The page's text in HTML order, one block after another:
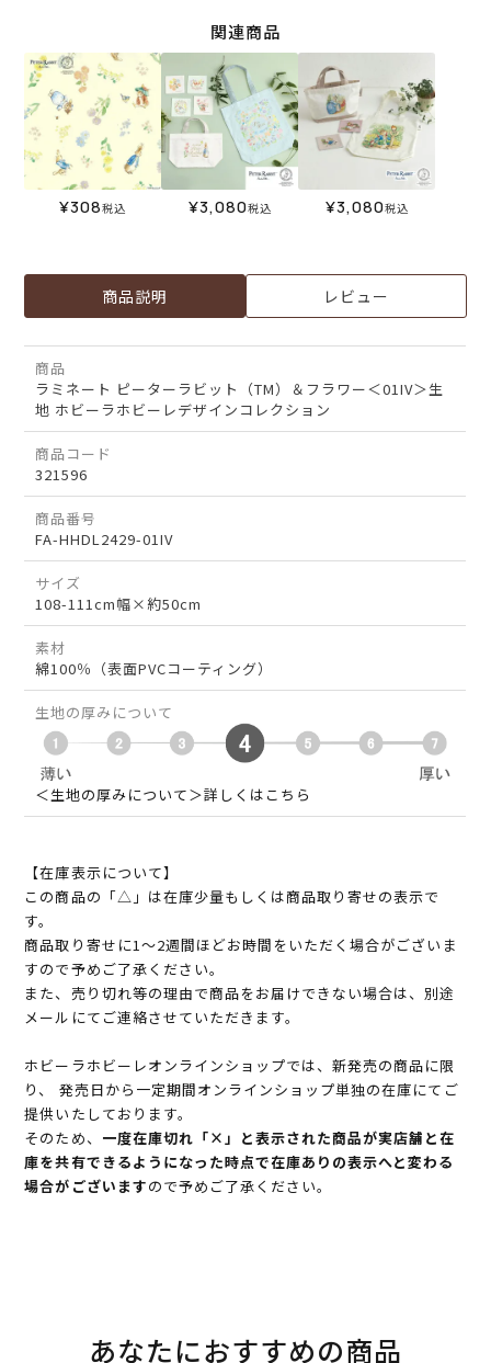
関連商品
¥308税込 ¥3,080税込 ¥3,080税込
商品説明 レビュー
商品
ラミネート ピーターラビット（TM）＆フラワー＜01IV＞生
地 ホビーラホビーレデザインコレクション
商品コード
321596
商品番号
FA-HHDL2429-01IV
サイズ
108-111cm幅×約50cm
素材
綿100％（表面PVCコーティング）
生地の厚みについて
＜生地の厚みについて＞詳しくはこちら
【在庫表示について】
この商品の「△」は在庫少量もしくは商品取り寄せの表示で
す。
商品取り寄せに1～2週間ほどお時間をいただく場合がございま
すので予めご了承ください。
また、売り切れ等の理由で商品をお届けできない場合は、別途
メールにてご連絡させていただきます。
ホビーラホビーレオンラインショップでは、新発売の商品に限
り、 発売日から一定期間オンラインショップ単独の在庫にてご
提供いたしております。
そのため、 一度在庫切れ「×」と表示された商品が実店舗と在
庫を共有できるようになった時点で在庫ありの表示へと変わる
場合がございますので予めご了承ください。
あなたにおすすめの商品